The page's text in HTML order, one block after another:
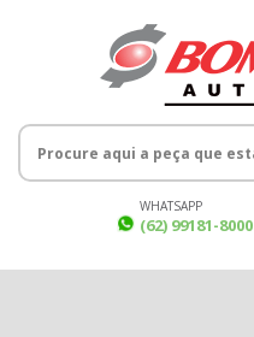
WHATSAPP
(62) 99181-8000